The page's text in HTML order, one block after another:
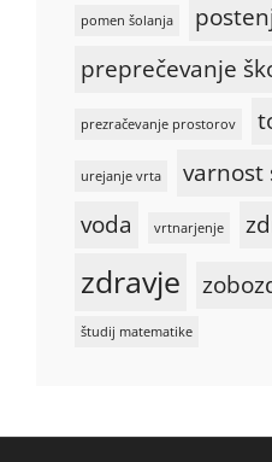
pomen šolanja
preprečevanje
prezračevanje prostorov
urejanje vrta
varnost
voda
vrtnarjenje
zdravje
študij matematike